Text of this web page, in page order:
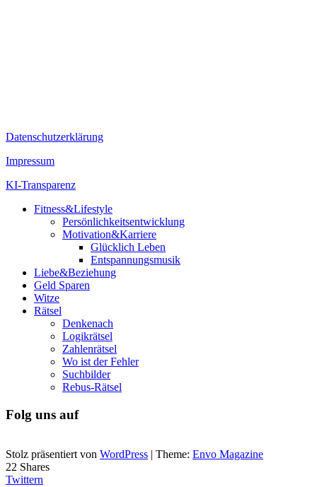
Datenschutzerklärung
Impressum
KI-Transparenz
Fitness&Lifestyle
Persönlichkeitsentwicklung
Motivation&Karriere
Glücklich Leben
Entspannungsmusik
Liebe&Beziehung
Geld Sparen
Witze
Rätsel
Denkenach
Logikrätsel
Zahlenrätsel
Wo ist der Fehler
Suchbilder
Rebus-Rätsel
Folg uns auf
Stolz präsentiert von WordPress | Theme: Envo Magazine
22 Shares
Twittern